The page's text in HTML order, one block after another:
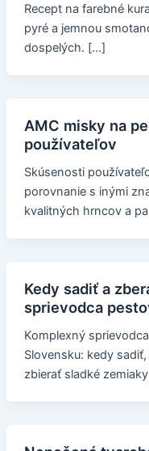
Recept na farebné
pyré a jemnou
dospelých. […]
AMC misky na
používateľov
Skúsenosti
porovnanie s inými
kvalitných hrncov a
Kedy sadiť a
sprievodca
Komplexný
Slovensku: kedy
zbierať sladké